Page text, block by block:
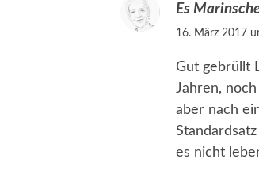
Es
16. März 2017
Gut gebrüllt
Jahren,
aber nach
es nicht